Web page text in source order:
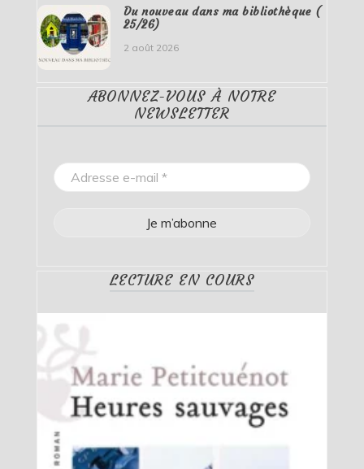
Du nouveau dans ma bibliothèque (
25/26)
2 août 2026
ABONNEZ-VOUS À NOTRE
NEWSLETTER
LECTURE EN COURS